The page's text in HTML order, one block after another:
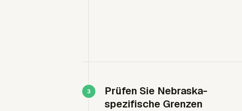
Prüfen Sie Nebraska-
spezifische Grenzen